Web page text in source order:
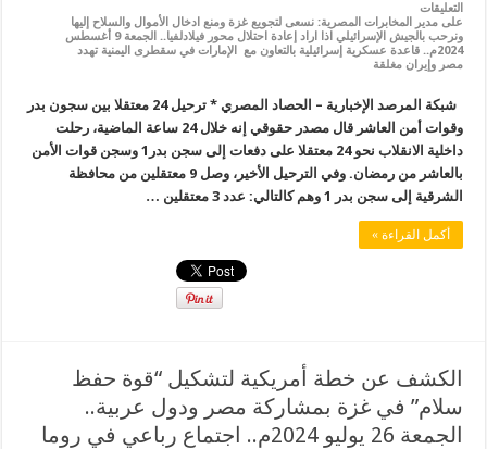
التعليقات
على مدير المخابرات المصرية: نسعى لتجويع غزة ومنع ادخال الأموال والسلاح إليها
ونرحب بالجيش الإسرائيلي اذا اراد إعادة احتلال محور فيلادلفيا.. الجمعة 9 أغسطس
2024م.. قاعدة عسكرية إسرائيلية بالتعاون مع الإمارات في سقطرى اليمنية تهدد
مصر وإيران مغلقة
شبكة المرصد الإخبارية – الحصاد المصري * ترحيل 24 معتقلا بين سجون بدر
وقوات أمن العاشر قال مصدر حقوقي إنه خلال 24 ساعة الماضية، رحلت
داخلية الانقلاب نحو 24 معتقلا على دفعات إلى سجن بدر1 وسجن قوات الأمن
بالعاشر من رمضان. وفي الترحيل الأخير، وصل 9 معتقلين من محافظة
الشرقية إلى سجن بدر 1 وهم كالتالي: عدد 3 معتقلين …
أكمل القراءة »
الكشف عن خطة أمريكية لتشكيل “قوة حفظ
سلام” في غزة بمشاركة مصر ودول عربية..
الجمعة 26 يوليو 2024م.. اجتماع رباعي في روما